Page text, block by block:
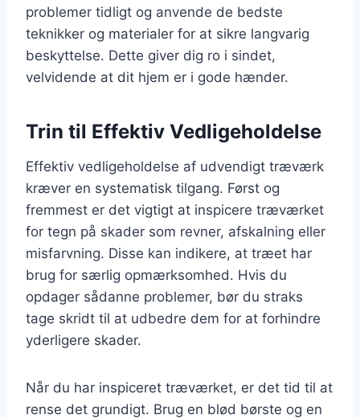
problemer tidligt og anvende de bedste
teknikker og materialer for at sikre langvarig
beskyttelse. Dette giver dig ro i sindet,
velvidende at dit hjem er i gode hænder.
Trin til Effektiv Vedligeholdelse
Effektiv vedligeholdelse af udvendigt træværk
kræver en systematisk tilgang. Først og
fremmest er det vigtigt at inspicere træværket
for tegn på skader som revner, afskalning eller
misfarvning. Disse kan indikere, at træet har
brug for særlig opmærksomhed. Hvis du
opdager sådanne problemer, bør du straks
tage skridt til at udbedre dem for at forhindre
yderligere skader.
Når du har inspiceret træværket, er det tid til at
rense det grundigt. Brug en blød børste og en